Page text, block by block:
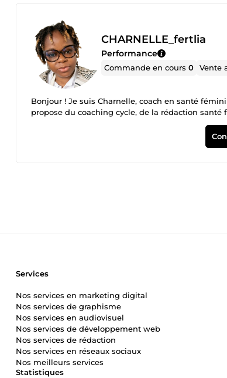
CHARNELLE_fertlia
Performance
Commande en cours0 Vente
Bonjour ! Je suis Charnelle, coach en santé
propose du coaching cycle, de la rédaction
Statistiques
Services
Nos services en marketing digital
Nos services de graphisme
Nos services en audiovisuel
Nos services de développement web
Nos services de rédaction
Nos services en réseaux sociaux
Nos meilleurs services